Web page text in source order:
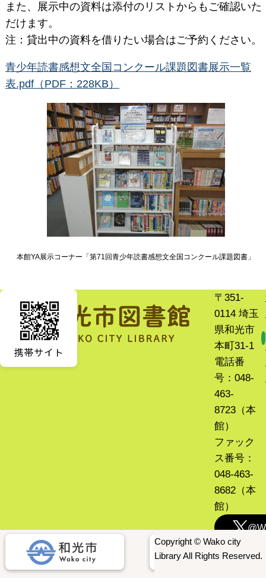
また、展示中の資料は添付のリストからもご確認いた
だけます。
注：貸出中の資料を借りたい場合はご予約ください。
青少年読書感想文全国コンクール課題図書展示一覧
表.pdf（PDF：228KB）
本館YA展示コーナー「第71回青少年読書感想文全国コンクール課題図書」
〒351-
0114 埼玉
県和光市
本町31-1
電話番
号：048-
463-
8723（本
館）
ファック
ス番号：
048-463-
8682（本
館）
Copyright © Wako city
Library All Rights Reserved.